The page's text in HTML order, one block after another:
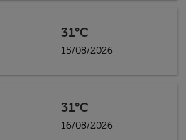
31°C
15/08/2026
31°C
16/08/2026